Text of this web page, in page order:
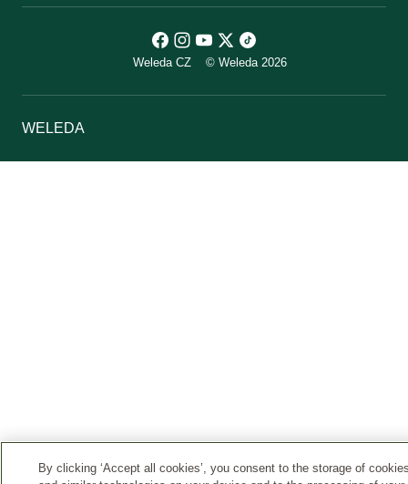
Weleda CZ © Weleda 2026
WELEDA
By clicking ‘Accept all cookies’, you consent to the storage of